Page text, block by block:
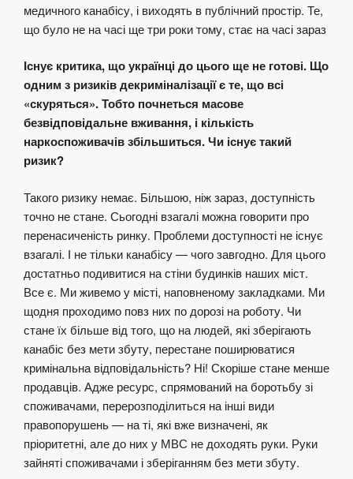
медичного канабісу, і виходять в публічний простір. Те,
що було не на часі ще три роки тому, стає на часі зараз
Існує критика, що українці до цього ще не готові. Що
одним з ризиків декриміналізації є те, що всі
«скуряться». Тобто почнеться масове
безвідповідальне вживання, і кількість
наркоспоживачів збільшиться. Чи існує такий
ризик?
Такого ризику немає. Більшою, ніж зараз, доступність
точно не стане. Сьогодні взагалі можна говорити про
перенасиченість ринку. Проблеми доступності не існує
взагалі. І не тільки канабісу — чого завгодно. Для цього
достатньо подивитися на стіни будинків наших міст.
Все є. Ми живемо у місті, наповненому закладками. Ми
щодня проходимо повз них по дорозі на роботу. Чи
стане їх більше від того, що на людей, які зберігають
канабіс без мети збуту, перестане поширюватися
кримінальна відповідальність? Ні! Скоріше стане менше
продавців. Адже ресурс, спрямований на боротьбу зі
споживачами, перерозподілиться на інші види
правопорушень — на ті, які вже визначені, як
пріоритетні, але до них у МВС не доходять руки. Руки
зайняті споживачами і зберіганням без мети збуту.